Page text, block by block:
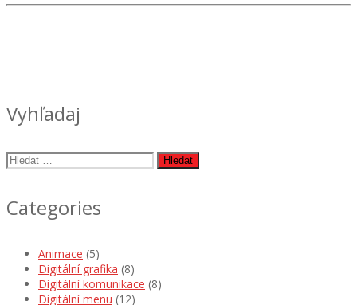
Vyhľadaj
Vyhledávání
Categories
Animace (5)
Digitální grafika (8)
Digitální komunikace (8)
Digitální menu (12)